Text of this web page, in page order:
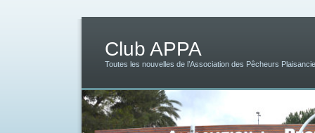
Club APPA
Toutes les nouvelles de l’Association des Pêcheurs